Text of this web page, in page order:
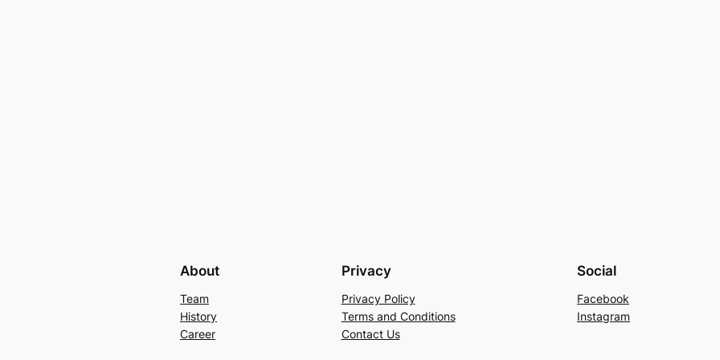
About
Team
History
Career
Privacy
Privacy Policy
Terms and Conditions
Contact Us
Social
Facebook
Instagram